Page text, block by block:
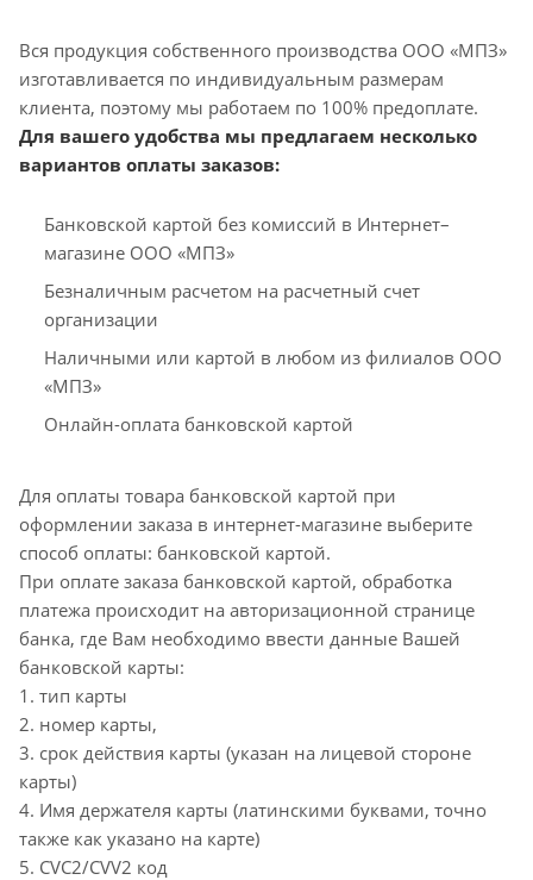
Вся продукция собственного производства ООО «МПЗ»
изготавливается по индивидуальным размерам
клиента, поэтому мы работаем по 100% предоплате.
Для вашего удобства мы предлагаем несколько
вариантов оплаты заказов:
Банковской картой без комиссий в Интернет–
магазине ООО «МПЗ»
Безналичным расчетом на расчетный счет
организации
Наличными или картой в любом из филиалов ООО
«МПЗ»
Онлайн-оплата банковской картой
Для оплаты товара банковской картой при
оформлении заказа в интернет-магазине выберите
способ оплаты: банковской картой.
При оплате заказа банковской картой, обработка
платежа происходит на авторизационной странице
банка, где Вам необходимо ввести данные Вашей
банковской карты:
1. тип карты
2. номер карты,
3. срок действия карты (указан на лицевой стороне
карты)
4. Имя держателя карты (латинскими буквами, точно
также как указано на карте)
5. CVC2/CVV2 код